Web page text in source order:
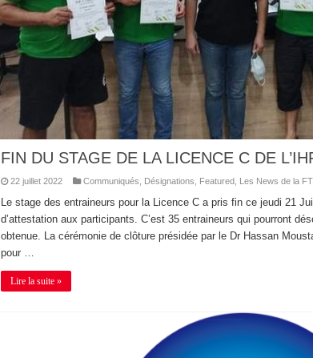
FIN DU STAGE DE LA LICENCE C DE
22 juillet 2022 Communiqués Désignations Featured Les News de la
Le stage des entraineurs pour la Licence C a pris fin ce jeudi 21
d’attestation aux participants. C’est 35 entraineurs qui pourront
obtenue. La cérémonie de clôture présidée par le Dr Hassan
pour …
Lire la suite »